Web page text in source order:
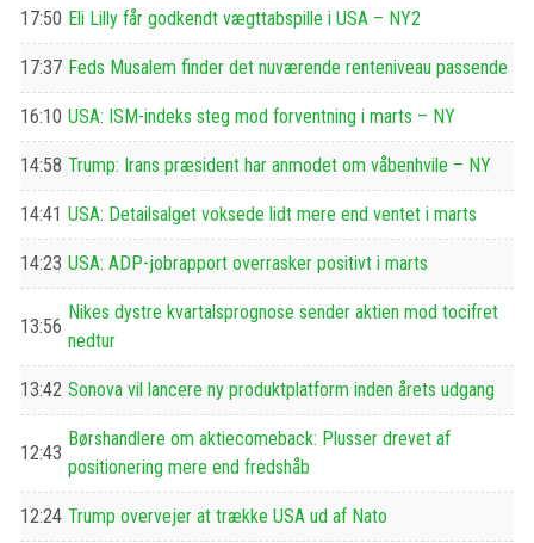
17:50 Eli Lilly får godkendt vægttabspille i USA – NY2
17:37 Feds Musalem finder det nuværende renteniveau passende
16:10 USA: ISM-indeks steg mod forventning i marts – NY
14:58 Trump: Irans præsident har anmodet om våbenhvile – NY
14:41 USA: Detailsalget voksede lidt mere end ventet i marts
14:23 USA: ADP-jobrapport overrasker positivt i marts
13:56
Nikes dystre kvartalsprognose sender aktien mod tocifret
nedtur
13:42 Sonova vil lancere ny produktplatform inden årets udgang
12:43
Børshandlere om aktiecomeback: Plusser drevet af
positionering mere end fredshåb
12:24 Trump overvejer at trække USA ud af Nato